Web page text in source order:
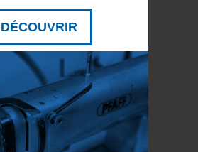
DÉCOUVRIR